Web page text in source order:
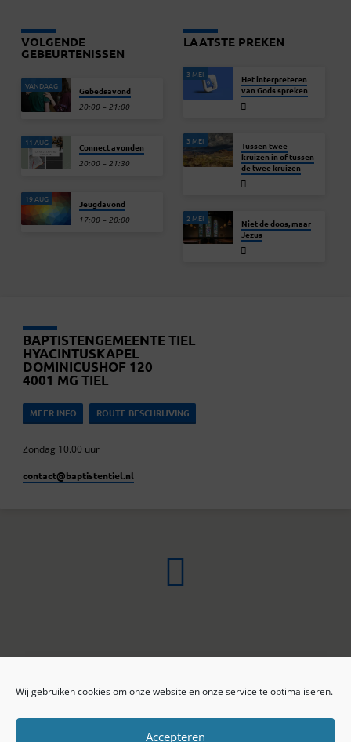
Wij gebruiken cookies om onze website en onze service te optimaliseren.
Accepteren
VOLGENDE
GEBEURTENISSEN
VANDAAG Gebedsavond
20:00 – 21:00
11 AUG Connect avonden
20:00 – 21:30
19 AUG Jeugdavond
17:00 – 20:00
LAATSTE PREKEN
3 MEI
Het interpreteren
van Gods spreken
3 MEI
Tussen twee
kruizen in of tussen
de twee kruizen
2 MEI
Niet de doos, maar
Jezus
BAPTISTENGEMEENTE TIEL
HYACINTUSKAPEL
DOMINICUSHOF 120
4001 MG TIEL
MEER INFO ROUTE BESCHRIJVING
Zondag 10.00 uur
contact​@baptistentiel.nl
ONLINE ARCHIEF
Privacy beleid